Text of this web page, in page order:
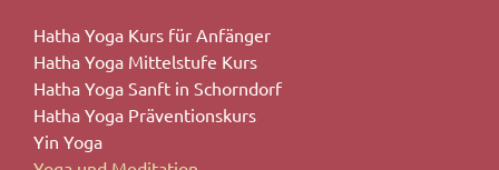
Hatha Yoga Kurs für Anfänger
Hatha Yoga Mittelstufe Kurs
Hatha Yoga Sanft in Schorndorf
Hatha Yoga Präventionskurs
Yin Yoga